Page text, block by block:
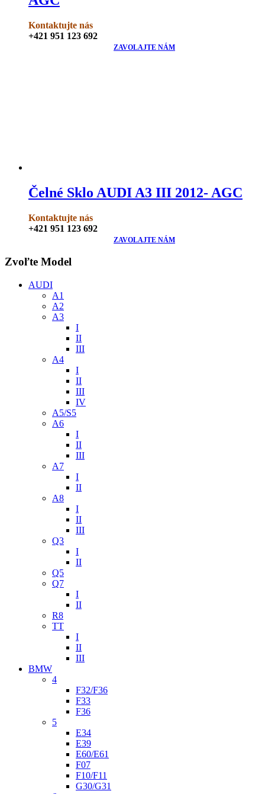
Kontaktujte nás
+421 951 123 692
ZAVOLAJTE NÁM
Čelné Sklo AUDI A3 III 2012- AGC
Kontaktujte nás
+421 951 123 692
ZAVOLAJTE NÁM
Zvoľte Model
AUDI
A1
A2
A3
I
II
III
A4
I
II
III
IV
A5/S5
A6
I
II
III
A7
I
II
A8
I
II
III
Q3
I
II
Q5
Q7
I
II
R8
TT
I
II
III
BMW
4
F32/F36
F33
F36
5
E34
E39
E60/E61
F07
F10/F11
G30/G31